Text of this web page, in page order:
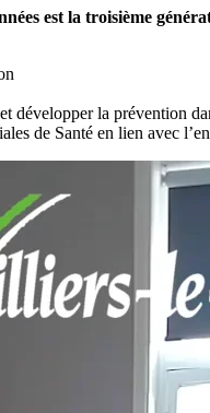
est la troisième
développer la prévention
de Santé en lien avec